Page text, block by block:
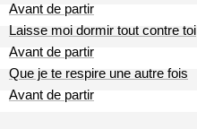
Avant de partir
Laisse moi dormir tout contre toi
Avant de partir
Que je te respire une autre fois
Avant de partir